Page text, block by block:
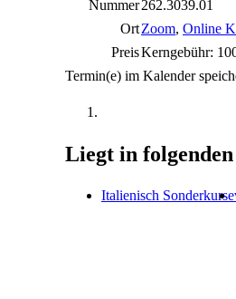
Nummer262.3039.01
OrtZoom, Online
PreisKerngebühr:
Termin(e) im Kalender
Liegt in
Italienisch Sonderkurse